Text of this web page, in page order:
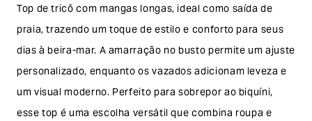
Top de tricô com mangas longas, ideal como saída de
praia, trazendo um toque de estilo e conforto para seus
dias à beira-mar. A amarração no busto permite um ajuste
personalizado, enquanto os vazados adicionam leveza e
um visual moderno. Perfeito para sobrepor ao biquíni,
esse top é uma escolha versátil que combina roupa e